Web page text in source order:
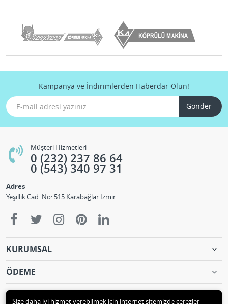
Kampanya ve İndirimlerden Haberdar Olun!
Gönder
Müşteri Hizmetleri
0 (232) 237 86 64
0 (543) 340 97 31
Adres
Yeşillik Cad. No: 515 Karabağlar İzmir
KURUMSAL
ÖDEME
İLETİŞİM
Size daha iyi hizmet verebilmek için internet sitemizde çerezler